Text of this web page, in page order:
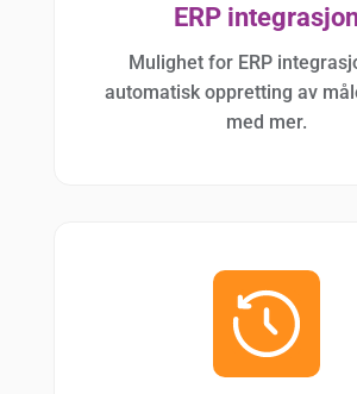
ERP
Mulighet for ERP
automatisk oppretting av
med mer.